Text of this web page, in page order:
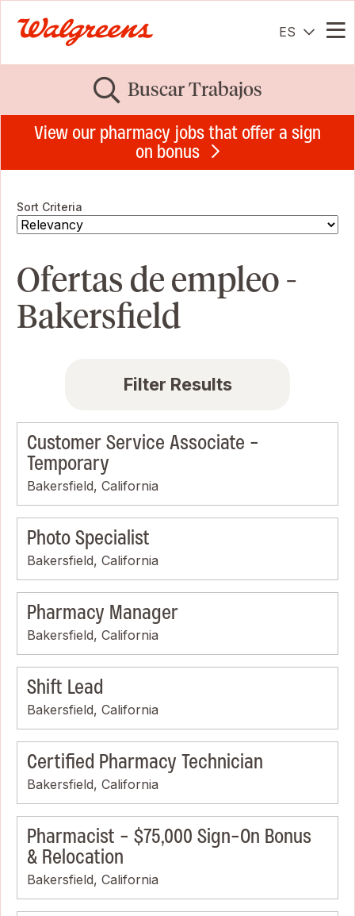
ES
Buscar Trabajos
View our pharmacy jobs that offer a sign
on bonus
Sort Criteria
Ofertas de empleo -
Bakersfield
Filter Results
Customer Service Associate -
Temporary
Bakersfield, California
Photo Specialist
Bakersfield, California
Pharmacy Manager
Bakersfield, California
Shift Lead
Bakersfield, California
Certified Pharmacy Technician
Bakersfield, California
Pharmacist - $75,000 Sign-On Bonus
& Relocation
Bakersfield, California